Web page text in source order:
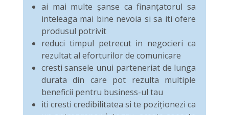
ai mai multe șanse ca finanțatorul sa
inteleaga mai bine nevoia si sa iti ofere
produsul potrivit
reduci timpul petrecut in negocieri ca
rezultat al eforturilor de comunicare
cresti sansele unui parteneriat de lunga
durata din care pot rezulta multiple
beneficii pentru business-ul tau
iti cresti credibilitatea si te poziționezi ca